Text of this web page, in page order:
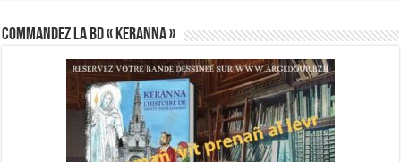
Commandez la BD « Keranna »